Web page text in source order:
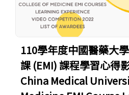
110學年度中國醫藥大
課 (EMI) 課程學習心得
China Medical